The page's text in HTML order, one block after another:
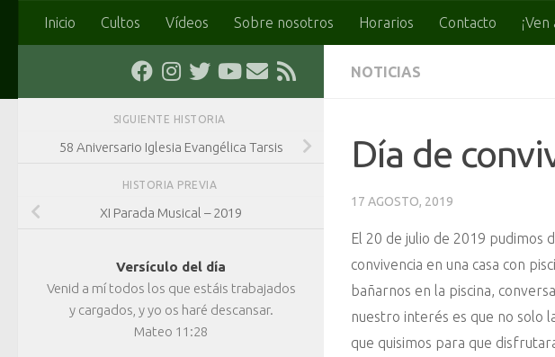
Saltar al contenido
Inicio Cultos Vídeos Sobre nosotros Horarios Contacto
NOTICIAS
Día de
17 AGOSTO, 2019
El 20 de julio de 2019
convivencia en una casa con
bañarnos en la piscina,
nuestro interés es que no solo
que quisimos para que
SIGUIENTE HISTORIA
58 Aniversario Iglesia Evangélica Tarsis
HISTORIA PREVIA
XI Parada Musical – 2019
Versículo del día
Venid a mí todos los que estáis trabajados
y cargados, y yo os haré descansar.
Mateo 11:28